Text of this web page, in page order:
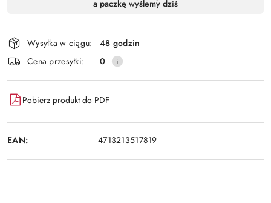
Wyślij
dostawa
a paczkę wyślemy dziś
Wysyłka w ciągu:
48 godzin
Cena przesyłki:
0
Pobierz produkt do PDF
EAN: 4713213517819